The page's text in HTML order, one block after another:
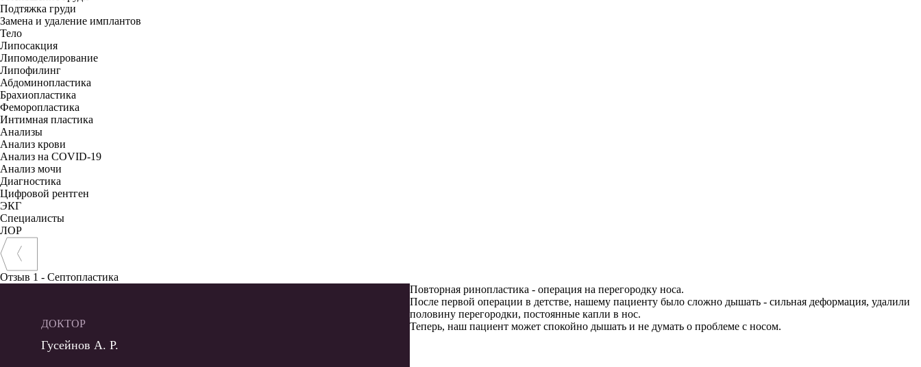
Подтяжка груди
Замена и удаление имплантов
Тело
Липосакция
Липомоделирование
Липофилинг
Абдоминопластика
Брахиопластика
Феморопластика
Интимная пластика
Анализы
Анализ крови
Анализ на COVID-19
Анализ мочи
Диагностика
Цифровой рентген
ЭКГ
Специалисты
ЛОР
Отзыв 1 - Септопластика
ДОКТОР
Гусейнов А. Р.
Повторная ринопластика - операция на перегородку носа.
После первой операции в детстве, нашему пациенту было сложно дышать - сильная деформация, удалили
половину перегородки, постоянные капли в нос.
Теперь, наш пациент может спокойно дышать и не думать о проблеме с носом.